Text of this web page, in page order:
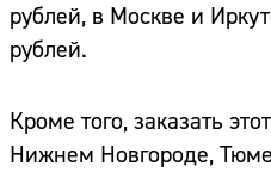
рублей, в Москве и
рублей.
Кроме того, заказать
Нижнем Новгороде,